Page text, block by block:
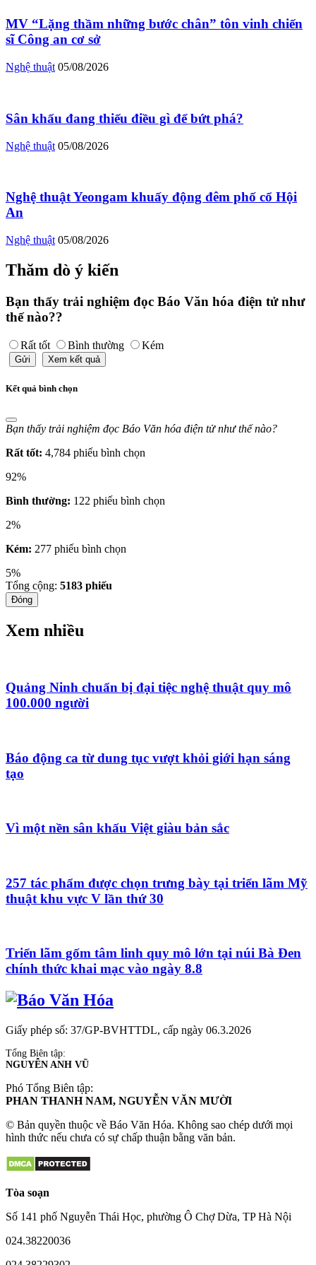
MV “Lặng thầm những bước chân” tôn vinh chiến
sĩ Công an cơ sở
Nghệ thuật 05/08/2026
Sân khấu đang thiếu điều gì để bứt phá?
Nghệ thuật 05/08/2026
Nghệ thuật Yeongam khuấy động đêm phố cổ Hội
An
Nghệ thuật 05/08/2026
Thăm dò ý kiến
Bạn thấy trải nghiệm đọc Báo Văn hóa điện tử như
thế nào??
Rất tốt Bình thường Kém
Gửi Xem kết quả
Kết quả bình chọn
Bạn thấy trải nghiệm đọc Báo Văn hóa điện tử như thế nào?
Rất tốt: 4,784 phiếu bình chọn
92%
Bình thường: 122 phiếu bình chọn
2%
Kém: 277 phiếu bình chọn
5%
Tổng cộng: 5183 phiếu
Đóng
Xem nhiều
Quảng Ninh chuẩn bị đại tiệc nghệ thuật quy mô
100.000 người
Báo động ca từ dung tục vượt khỏi giới hạn sáng
tạo
Vì một nền sân khấu Việt giàu bản sắc
257 tác phẩm được chọn trưng bày tại triển lãm Mỹ
thuật khu vực V lần thứ 30
Triển lãm gốm tâm linh quy mô lớn tại núi Bà Đen
chính thức khai mạc vào ngày 8.8
Giấy phép số: 37/GP-BVHTTDL, cấp ngày 06.3.2026
Tổng Biên tập:
NGUYỄN ANH VŨ
Phó Tổng Biên tập:
PHAN THANH NAM, NGUYỄN VĂN MƯỜI
© Bản quyền thuộc về Báo Văn Hóa. Không sao chép dưới mọi
hình thức nếu chưa có sự chấp thuận bằng văn bản.
Tòa soạn
Số 141 phố Nguyễn Thái Học, phường Ô Chợ Dừa, TP Hà Nội
024.38220036